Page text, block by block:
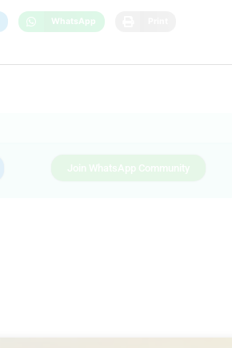
WhatsApp
Join WhatsApp Community